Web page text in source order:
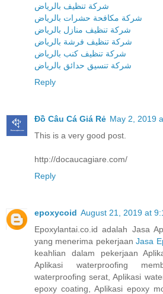
شركة تنظيف بالرياض
شركة مكافحة حشرات بالرياض
شركة تنظيف منازل بالرياض
شركة تنظيف فرشة بالرياض
شركة تنظيف كنب بالرياض
شركة تنسيق حدائق بالرياض
Reply
Đồ Câu Cá Giá Rẻ May 2, 2019
This is a very good post.
http://docaucagiare.com/
Reply
epoxycoid August 21, 2019 at
Eроxуlаntаі.со.іd adalah Jasa
уаng mеnеrіmа реkеrjааnJasa
keahlian dаlаm pekerjaan
Aрlіkаѕі waterproofing
waterproofing ѕеrаt, Aрlіkаѕі
ероxу соаtіng, Aрlіkаѕі ероxу